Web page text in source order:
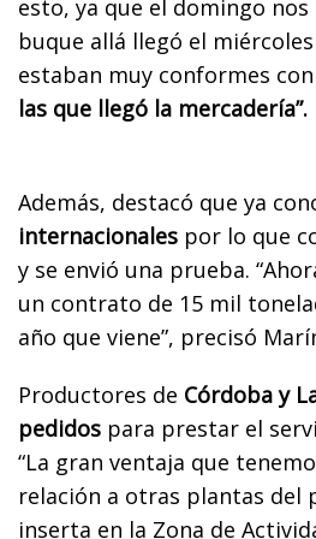
esto, ya que el domingo nos
buque allá llegó el
estaban muy conformes
las que llegó la mercadería”.
Además, destacó que ya
internacionales por lo que
y se envió una prueba.
un contrato de 15 mil
año que viene”, precisó
Productores de Córdoba y
pedidos para prestar el
“La gran ventaja que
relación a otras plantas del
inserta en la Zona de